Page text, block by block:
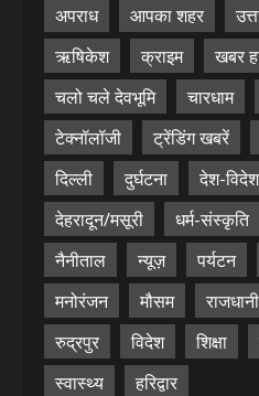
अपराध
आपका शहर
ऋषिकेश
क्राइम खबर
चलो चले देवभूमि
चारधाम
टेक्नॉलॉजी
ट्रेंडिंग खबरें
दिल्ली
दुर्घटना देश-विदेश
देहरादून/मसूरी
धर्म-संस्कृति
नैनीताल
न्यूज़ पर्यटन
मनोरंजन
मौसम
रुद्रपुर
विदेश शिक्षा
स्वास्थ्य
हरिद्वार